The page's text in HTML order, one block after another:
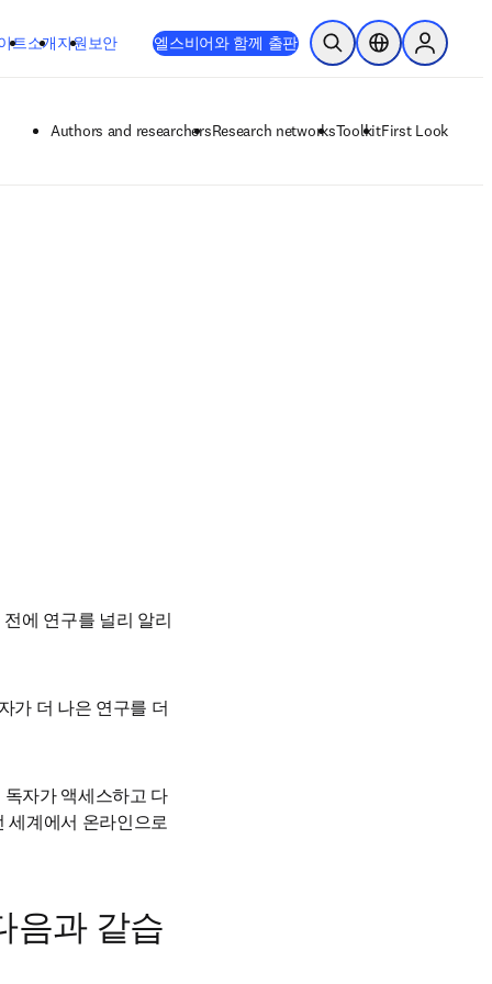
트소개지원 보안 엘스비어와 함께 출판 검색 열기위치 선택기Sign in to
Authors and researchersResearch networksToolkitFirst Look
에 연구를 널리 알리
가 더 나은 연구를 더
자가 액세스하고 다
세계에서 온라인으로
음과 같습